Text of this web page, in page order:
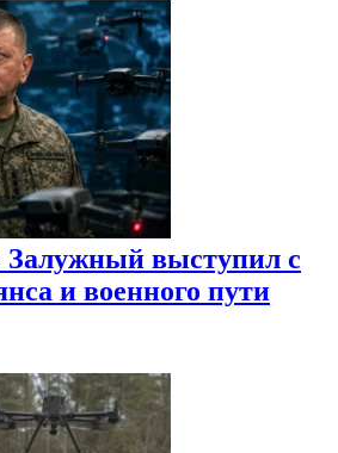
выступил с
и военного пути